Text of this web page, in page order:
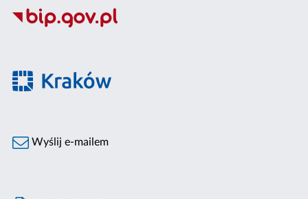
Wyślij e-mailem